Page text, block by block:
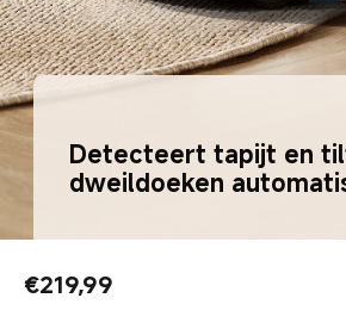
€219,99
Detecteert tapijt en
dweildoeken